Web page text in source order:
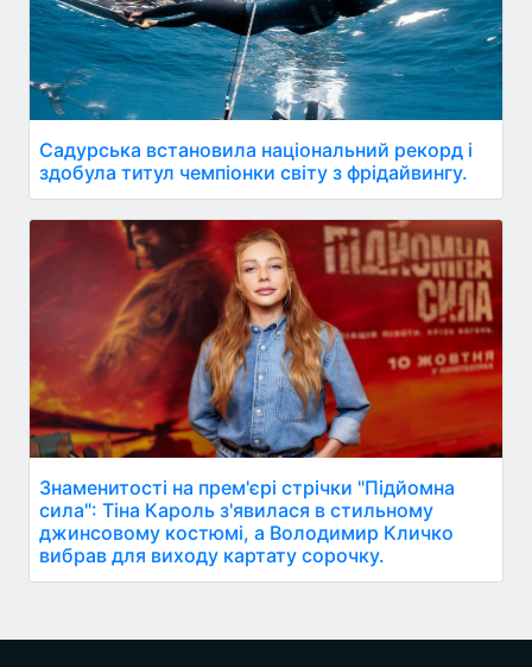
Садурська встановила національний рекорд і
здобула титул чемпіонки світу з фрідайвингу.
Знаменитості на прем'єрі стрічки "Підйомна
сила": Тіна Кароль з'явилася в стильному
джинсовому костюмі, а Володимир Кличко
вибрав для виходу картату сорочку.